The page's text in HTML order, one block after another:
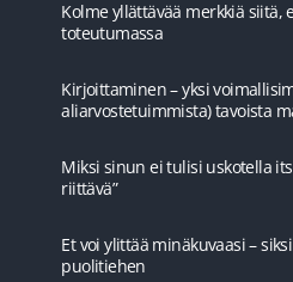
Kolme yllättävää merkkiä siitä,
toteutumassa
Kirjoittaminen – yksi
aliarvostetuimmista) tavoista
Miksi sinun ei tulisi uskotella
riittävä”
Et voi ylittää minäkuvaasi –
puolitiehen